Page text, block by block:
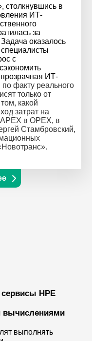
столкнувшись в
ИТ-
за
оказалось
с
ИТ-
по факту реального
только от
какой
затрат на
в OPEX, в
Стамбровский,
HPE
вычислениями
выполнять